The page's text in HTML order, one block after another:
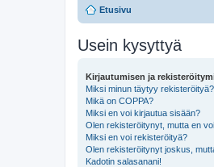
Etusivu
Usein kysyttyä
Kirjautumisen ja
Miksi minun täytyy rekisteröityä?
Mikä on COPPA?
Miksi en voi kirjautua sisään?
Olen rekisteröitynyt, mutta en
Miksi en voi rekisteröityä?
Olen rekisteröitynyt joskus,
Kadotin salasanani!